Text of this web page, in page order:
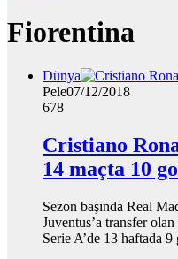
Fiorentina
Dünya
Pele07/12/2018
678
Cristiano
14 maçta 10
Sezon başında Real
Juventus’a transfer
Serie A’de 13 haftada